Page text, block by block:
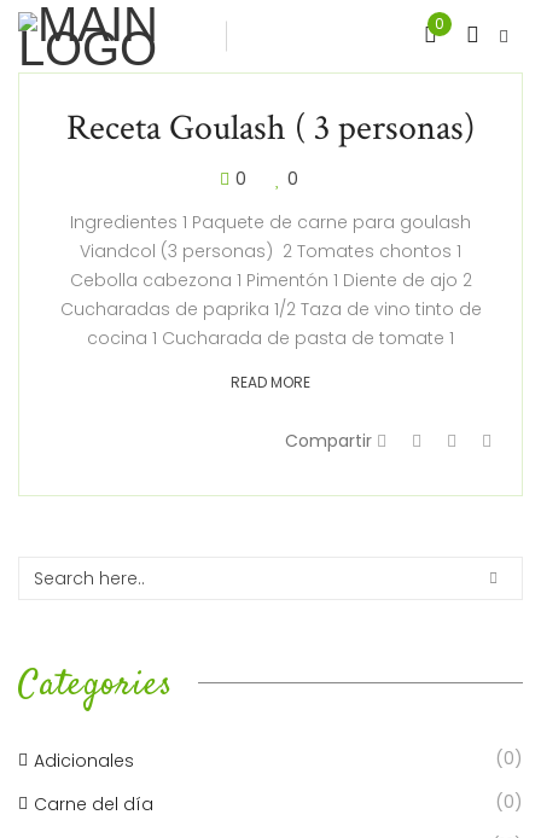
0
Receta Goulash ( 3 personas)
0
0
Ingredientes 1 Paquete de carne para goulash
Viandcol (3 personas) 2 Tomates chontos 1
Cebolla cabezona 1 Pimentón 1 Diente de ajo 2
Cucharadas de paprika 1/2 Taza de vino tinto de
cocina 1 Cucharada de pasta de tomate 1
READ MORE
Compartir
Categories
Adicionales
(0)
Carne del día
(0)